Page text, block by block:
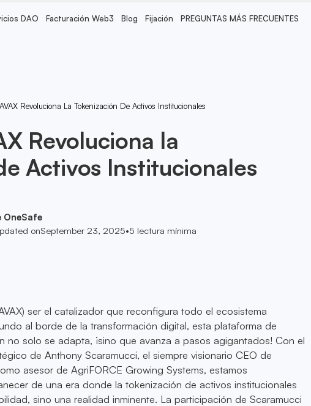
DAO Facturación Web3 Blog Fijación PREGUNTAS MÁS FRECUENTES
Revoluciona La Tokenización De Activos Institucionales
Revoluciona la
Activos Institucionales
OneSafe
onSeptember 23, 2025•5 lectura mínima
ser el catalizador que reconfigura todo el ecosistema
al borde de la transformación digital, esta plataforma de
no solo se adapta, ¡sino que avanza a pasos agigantados! Con el
de Anthony Scaramucci, el siempre visionario CEO de
asesor de AgriFORCE Growing Systems, estamos
de una era donde la tokenización de activos institucionales
sino una realidad inminente. La participación de Scaramucci